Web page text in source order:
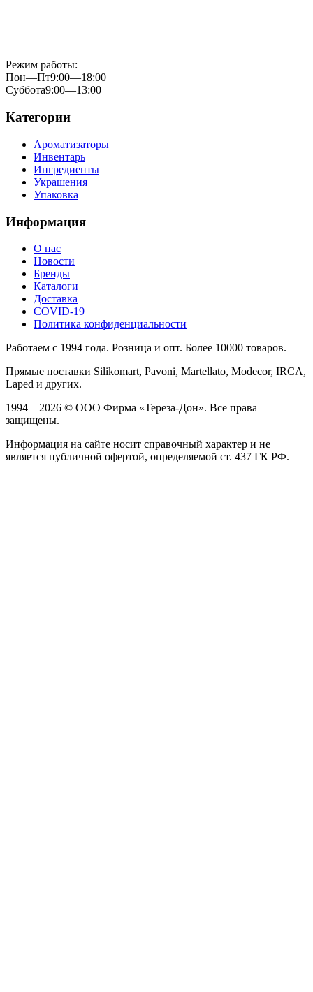
Режим работы:
Пон—Пт9:00—18:00
Суббота9:00—13:00
Категории
Ароматизаторы
Инвентарь
Ингредиенты
Украшения
Упаковка
Информация
О нас
Новости
Бренды
Каталоги
Доставка
COVID-19
Политика конфиденциальности
Работаем с 1994 года. Розница и опт. Более 10000 товаров.
Прямые поставки Silikomart, Pavoni, Martellato, Modecor, IRCA,
Laped и других.
1994—2026 © ООО Фирма «Тереза-Дон». Все права
защищены.
Информация на сайте носит справочный характер и не
является публичной офертой, определяемой ст. 437 ГК РФ.